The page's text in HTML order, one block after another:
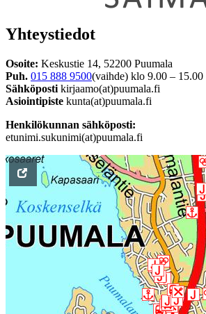
Yhteystiedot
Osoite: Keskustie 14, 52200 Puumala
Puh. 015 888 9500(vaihde) klo 9.00 – 15.00
Sähköposti kirjaamo(at)puumala.fi
Asiointipiste kunta(at)puumala.fi
Henkilökunnan sähköposti:
etunimi.sukunimi(at)puumala.fi